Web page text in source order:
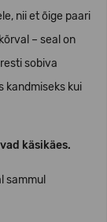
nii et õige paari
– seal on
sobiva
kandmiseks kui
käsikäes.
sammul